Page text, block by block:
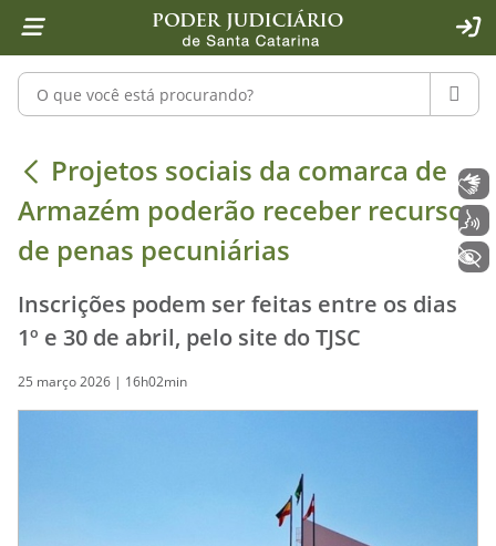
1 Ir para o conteúdo
2 Ir para a ferramenta de acessibilidade - Rybená
4 Ir para o menu principal
5 Ir para a pesquisa
6 Ir para o rodapé
7 Ir para a página inicial
Pesquisar no portal
Projetos sociais da comarca de
Projetos sociais da comarca de
Armazém poderão receber recursos
de penas pecuniárias
Inscrições podem ser feitas entre os dias
1º e 30 de abril, pelo site do TJSC
25 março 2026 | 16h02min
Libras
Voz
+ Acessibilidade